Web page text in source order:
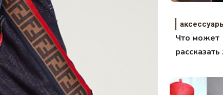
Что может